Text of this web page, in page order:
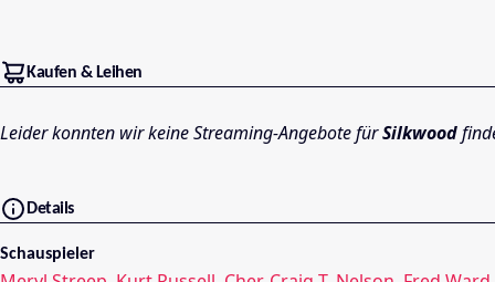
Kaufen & Leihen
Leider konnten wir keine Streaming-Angebote fürSilkwood
Details
Schauspieler